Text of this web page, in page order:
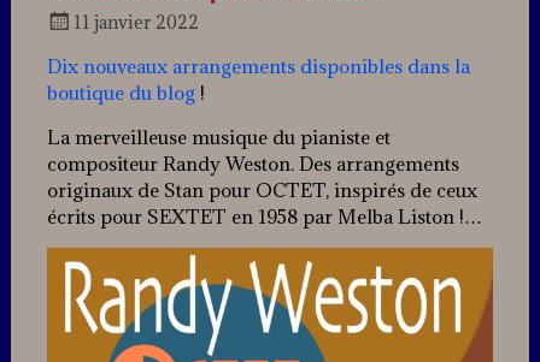
11 janvier 2022
Jazz
Dix nouveaux arrangements disponibles dans la
boutique du blog !
La merveilleuse musique du pianiste et
compositeur Randy Weston. Des arrangements
originaux de Stan pour OCTET, inspirés de ceux
écrits pour SEXTET en 1958 par Melba Liston !…